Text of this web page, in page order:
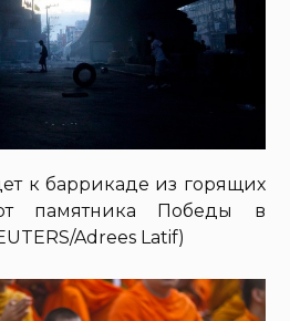
к баррикаде из горящих
памятника Победы в
Adrees Latif)